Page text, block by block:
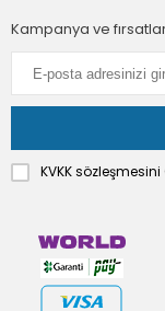
Kampanya ve
KVKK sözleşmesini